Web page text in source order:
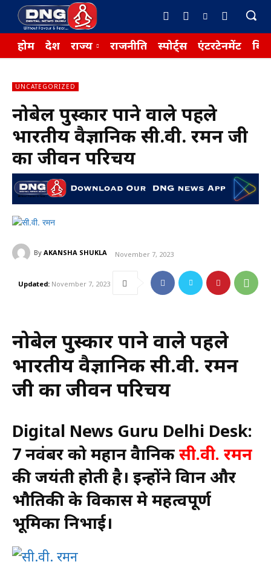
होम देश राज्य राजनीति स्पोर्ट्स एंटरटेनमेंट
UNCATEGORIZED
नोबेल पुरुस्कार पाने वाले पहले
भारतीय वैज्ञानिक सी.वी. रमन जी
का जीवन परिचय
By AKANSHA SHUKLA November 7, 2023
Updated: November 7, 2023
नोबेल पुरुस्कार पाने वाले पहले
भारतीय वैज्ञानिक सी.वी. रमन
जी का जीवन परिचय
Digital News Guru Delhi Desk:
7 नवंबर को महान वैज्ञानिकसी.वी. रमन
की जयंती होती है। इन्होंने विज्ञान और
भौतिकी के विकास मे महत्वपूर्ण
भूमिका निभाई।